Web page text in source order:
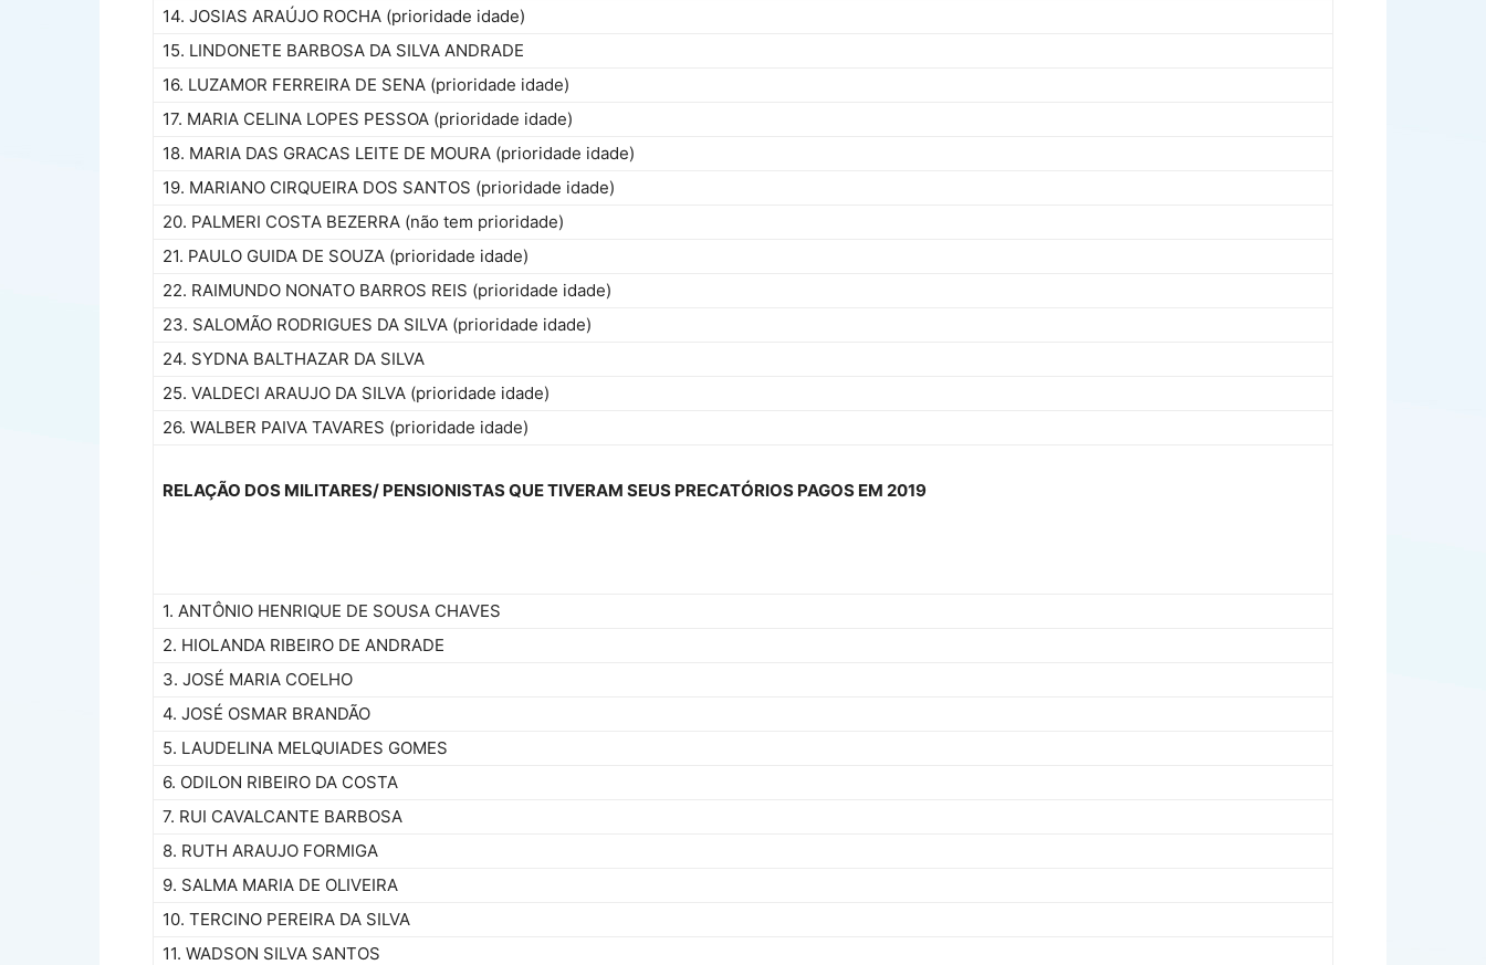
14. JOSIAS ARAÚJO ROCHA (prioridade idade)
15. LINDONETE BARBOSA DA SILVA ANDRADE
16. LUZAMOR FERREIRA DE SENA (prioridade idade)
17. MARIA CELINA LOPES PESSOA (prioridade idade)
18. MARIA DAS GRACAS LEITE DE MOURA (prioridade idade)
19. MARIANO CIRQUEIRA DOS SANTOS (prioridade idade)
20. PALMERI COSTA BEZERRA (não tem prioridade)
21. PAULO GUIDA DE SOUZA (prioridade idade)
22. RAIMUNDO NONATO BARROS REIS (prioridade idade)
23. SALOMÃO RODRIGUES DA SILVA (prioridade idade)
24. SYDNA BALTHAZAR DA SILVA
25. VALDECI ARAUJO DA SILVA (prioridade idade)
26. WALBER PAIVA TAVARES (prioridade idade)
RELAÇÃO DOS MILITARES/ PENSIONISTAS QUE TIVERAM SEUS PRECATÓRIOS PAGOS EM 2019
1. ANTÔNIO HENRIQUE DE SOUSA CHAVES
2. HIOLANDA RIBEIRO DE ANDRADE
3. JOSÉ MARIA COELHO
4. JOSÉ OSMAR BRANDÃO
5. LAUDELINA MELQUIADES GOMES
6. ODILON RIBEIRO DA COSTA
7. RUI CAVALCANTE BARBOSA
8. RUTH ARAUJO FORMIGA
9. SALMA MARIA DE OLIVEIRA
10. TERCINO PEREIRA DA SILVA
11. WADSON SILVA SANTOS